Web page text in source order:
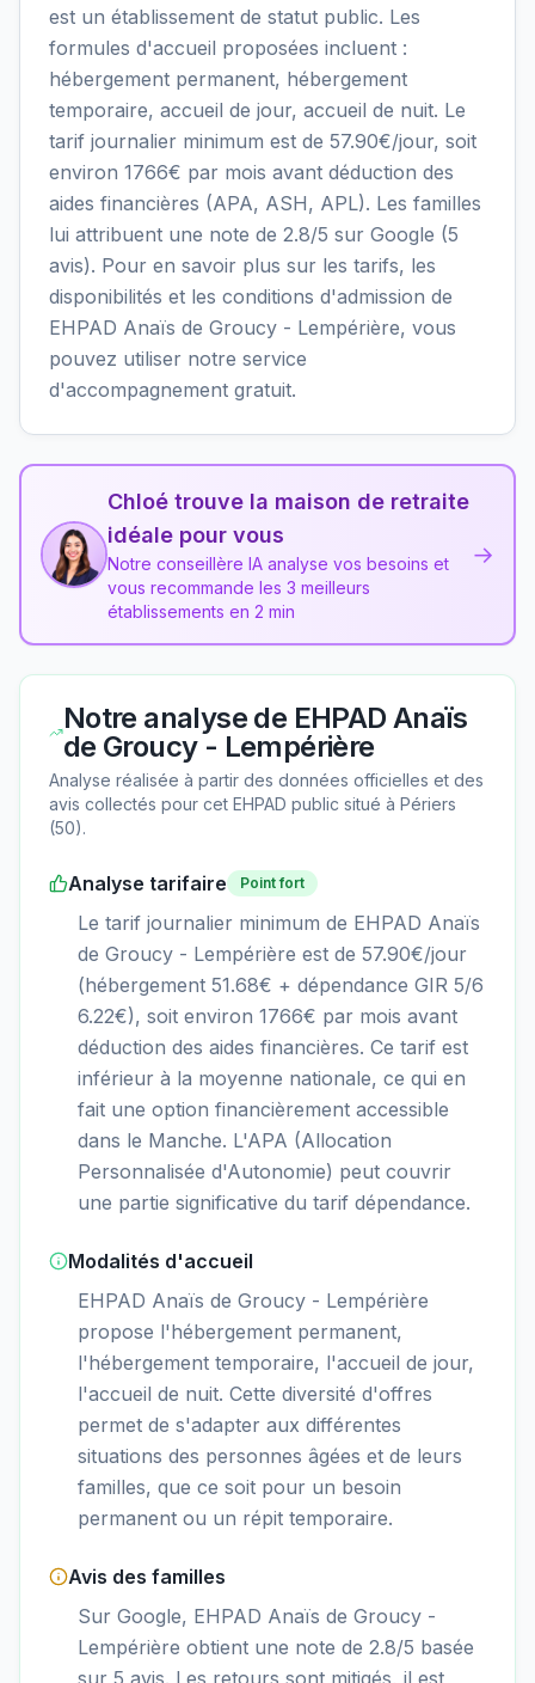
est un établissement de statut public. Les
formules d'accueil proposées incluent :
hébergement permanent, hébergement
temporaire, accueil de jour, accueil de nuit. Le
tarif journalier minimum est de 57.90€/jour, soit
environ 1766€ par mois avant déduction des
aides financières (APA, ASH, APL). Les familles
lui attribuent une note de 2.8/5 sur Google (5
avis). Pour en savoir plus sur les tarifs, les
disponibilités et les conditions d'admission de
EHPAD Anaïs de Groucy - Lempérière, vous
pouvez utiliser notre service
d'accompagnement gratuit.
Chloé trouve la maison de retraite
idéale pour vous
Notre conseillère IA analyse vos besoins et
vous recommande les 3 meilleurs
établissements en 2 min
→
Notre analyse de EHPAD Anaïs
de Groucy - Lempérière
Analyse réalisée à partir des données officielles et des
avis collectés pour cet EHPAD public situé à Périers
(50).
Analyse tarifaire Point fort
Le tarif journalier minimum de EHPAD Anaïs
de Groucy - Lempérière est de 57.90€/jour
(hébergement 51.68€ + dépendance GIR 5/6
6.22€), soit environ 1766€ par mois avant
déduction des aides financières. Ce tarif est
inférieur à la moyenne nationale, ce qui en
fait une option financièrement accessible
dans le Manche. L'APA (Allocation
Personnalisée d'Autonomie) peut couvrir
une partie significative du tarif dépendance.
Modalités d'accueil
EHPAD Anaïs de Groucy - Lempérière
propose l'hébergement permanent,
l'hébergement temporaire, l'accueil de jour,
l'accueil de nuit. Cette diversité d'offres
permet de s'adapter aux différentes
situations des personnes âgées et de leurs
familles, que ce soit pour un besoin
permanent ou un répit temporaire.
Avis des familles
Sur Google, EHPAD Anaïs de Groucy -
Lempérière obtient une note de 2.8/5 basée